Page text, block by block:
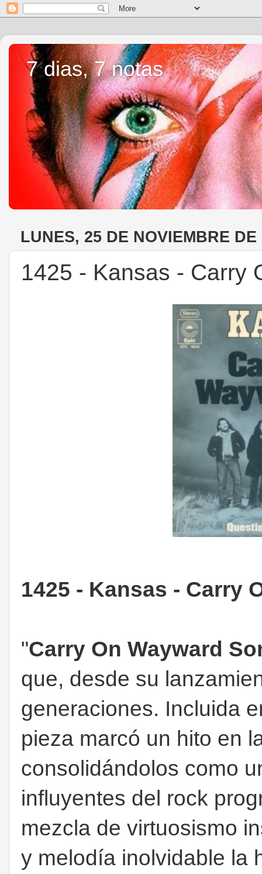
7 dias, 7 notas
LUNES, 25 DE NOVIEMBRE DE
1425 - Kansas - Carry
1425 - Kansas - Carry
"Carry On Wayward
que, desde su
generaciones. Incluida
pieza marcó un hito en
consolidándolos como
influyentes del rock
mezcla de virtuosismo
y melodía inolvidable la